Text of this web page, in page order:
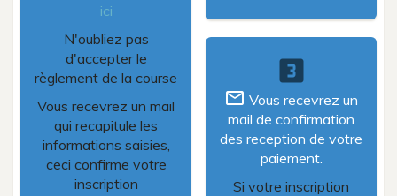
ici
N'oubliez pas
d'accepter le
règlement de la course
Vous recevrez un mail
qui recapitule les
informations saisies,
ceci confirme votre
inscription
looks_3
mail_outline Vous recevrez un
mail de confirmation
des reception de votre
paiement.
Si votre inscription